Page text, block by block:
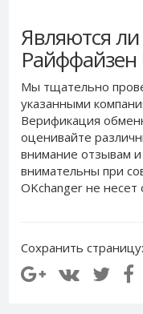
Являются
Райффайзен
Мы тщательно
указанными
Верификация
оценивайте
внимание отзывам
внимательны при
OKchanger не
Сохранить страницу: